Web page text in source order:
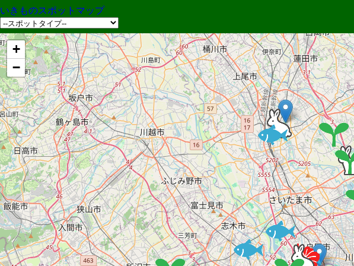
いきものスポットマップ
+
−